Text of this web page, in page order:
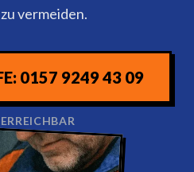
vermeiden.
0157 9249 43 09